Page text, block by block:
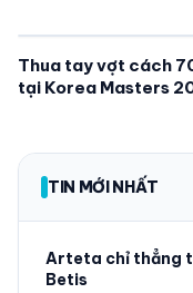
Thua tay vợt cách
tại Korea Masters
TIN MỚI NHẤT
Arteta chỉ thẳng
Betis